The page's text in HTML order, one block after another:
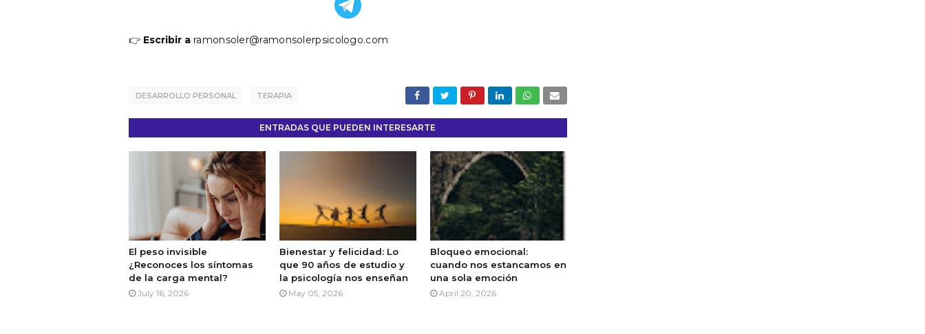
👉 Escribir a ramonsoler@ramonsolerpsicologo.com
DESARROLLO PERSONAL TERAPIA
ENTRADAS QUE PUEDEN INTERESARTE
El peso invisible
¿Reconoces los síntomas
de la carga mental?
July 16, 2026
Bienestar y felicidad: Lo
que 90 años de estudio y
la psicología nos enseñan
May 05, 2026
Bloqueo emocional:
cuando nos estancamos en
una sola emoción
April 20, 2026